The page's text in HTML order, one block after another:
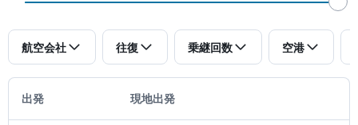
航空会社 往復 乗継回数 空港
出発 現地出発